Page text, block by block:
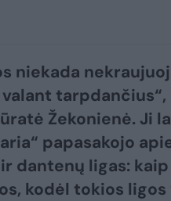
niekada
tarpdančius“,
Žekonienė. Ji
papasakojo
dantenų ligas:
kodėl tokios